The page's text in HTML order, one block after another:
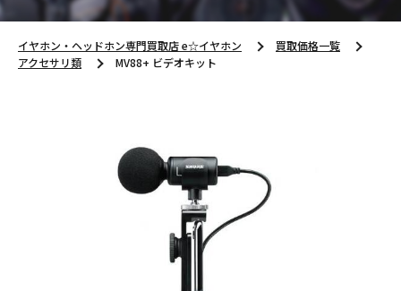
イヤホン・ヘッドホン専門買取店 e☆イヤホン
買取価格一覧
アクセサリ類
MV88+ ビデオキット